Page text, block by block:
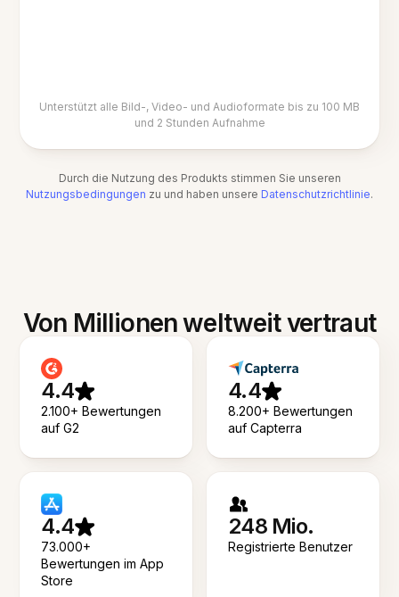
Unterstützt alle Bild-, Video- und Audioformate bis zu 100 MB
und 2 Stunden Aufnahme
Durch die Nutzung des Produkts stimmen Sie unseren
Nutzungsbedingungen zu und haben unsere Datenschutzrichtlinie.
Von Millionen weltweit vertraut
4.4
2.100+ Bewertungen
auf G2
4.4
8.200+ Bewertungen
auf Capterra
4.4
73.000+
Bewertungen im App
Store
248 Mio.
Registrierte Benutzer